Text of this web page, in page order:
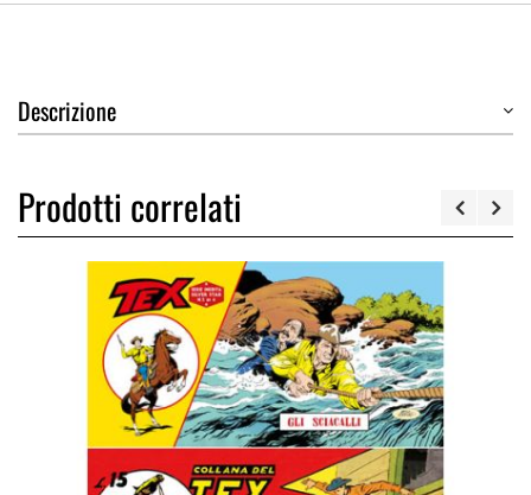
Descrizione
Prodotti correlati